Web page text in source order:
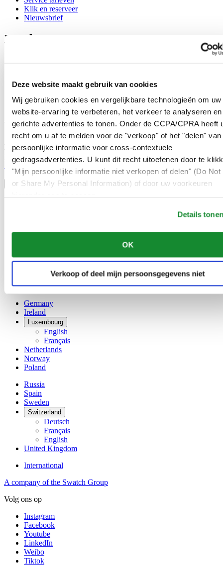
Deze website maakt gebruik van cookies
Wij gebruiken cookies en vergelijkbare technologieën om uw
website-ervaring te verbeteren, het verkeer te analyseren en
gerichte advertenties te tonen. Onder de CCPA/CPRA heeft
recht om u af te melden voor de "verkoop" of het "delen" van
persoonlijke informatie voor cross-contextuele
gedragsadvertenties. U kunt dit recht uitoefenen door te
"Mijn persoonlijke informatie niet verkopen of delen" (Do Not
or Share My Personal Information) of door uw voorkeuren
Details
OK
Verkoop of deel mijn persoonsgegevens niet
Klik en reserveer
Nieuwsbrief
Legal
Contact
Verkoopvoorwaarden
Herroeping van de overeenkomst
Word lid van de CERTINA club
Meld je aan en ontvang exclusieve aanbiedingen en
productrecensies
Schrijf je in!
Selecteer een land/regio
Taalkeuze
简体中文
France
Germany
Ireland
Luxembourg
English
Français
Netherlands
Norway
Poland
Russia
Spain
Sweden
Switzerland
Deutsch
Français
English
United Kingdom
International
A company of the Swatch Group
Volg ons op
Instagram
Facebook
Youtube
LinkedIn
Weibo
Tiktok